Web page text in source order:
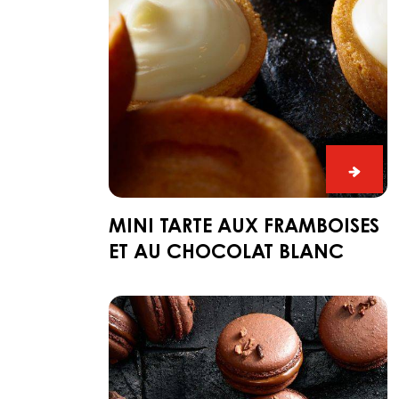
Mini
tarte
aux
blanc
MINI TARTE AUX FRAMBOISES
ET AU CHOCOLAT BLANC
et
au
chocolat
blanc
Macaron
au
chocolat